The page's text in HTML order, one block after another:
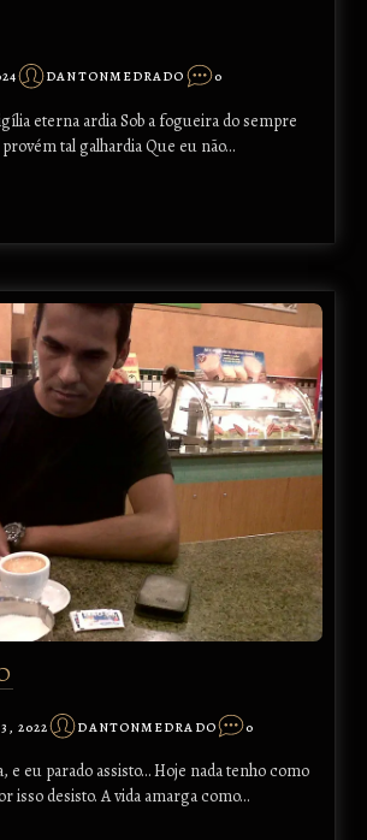
DANTONMEDRADO 0
eterna ardia Sob a fogueira do sempre
tal galhardia Que eu não…
2022 DANTONMEDRADO 0
e eu parado assisto… Hoje nada tenho como
isso desisto. A vida amarga como…